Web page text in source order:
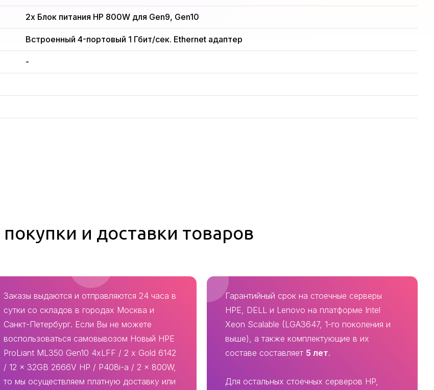
2x Блок питания HP 800W для Gen9, Gen10
Встроенный 4-портовый 1 Гбит/сек. Ethernet адаптер
-
и доставки товаров
Заказы выдаются и отправляются 24 часа в
сутки со складов в городах Москва и
Санкт-Петербург. Если Вы не можете
воспользоваться самовывозом Новый HPE
ProLiant ML350 Gen10 4xLFF / 2 x Gold 6142
/ 12 x 32GB 2666V HP / P408i-a / 2 x 800W,
то мы осуществляем платную доставку или
Гарантийный срок на стоечные серверы
HPE, DELL и Lenovo на платформе Intel
Xeon Scalable (LGA3647, 1-го поколения и
выше), а также комплектующие в их
составе составляет 5 лет.
Для остальных стоечных серверов HP,